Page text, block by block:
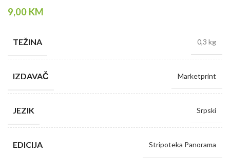
9,00 KM
TEŽINA 0,3 kg
IZDAVAČ Marketprint
JEZIK Srpski
EDICIJA Stripoteka Panorama